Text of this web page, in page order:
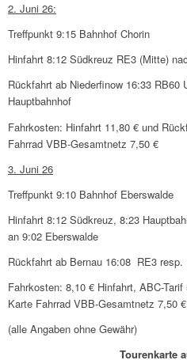
2. Juni 26:
Treff­punkt 9:15 Bahn­hof Chorin
Hinfahrt 8:12 Südkreuz RE3 (Mitte)
Rück­fahrt ab Nieder­fi­now 16:33
Haupt­bahn­hof
Fahr­ko­sten: Hinfahrt 11,80 € und
Fahr­rad VBB-Gesamt­netz 7,50 €
3. Juni 26
Treff­punkt 9:10 Bahn­hof Ebers­walde
Hinfahrt 8:12 Südkreuz, 8:23
an 9:02 Ebers­walde
Rück­fahrt ab Bernau 16:08 RE3 resp.
Fahr­ko­sten: 8,10 € Hinfahrt, ABC-
Karte Fahr­rad VBB-Gesamt­netz 7,50 €
(alle Anga­ben ohne Gewähr)
Touren­karte